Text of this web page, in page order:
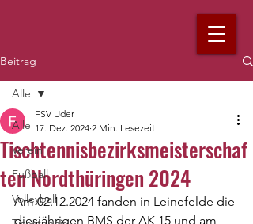
Beitrag
Alle
Verein
Fußball
Volleyball
Alle
Tischtennisbezirksmeisterschaf
ten Nordthüringen 2024
FSV Uder
17. Dez. 2024 2 Min. Lesezeit
Am 02.12.2024 fanden in Leinefelde die
diesjährigen BMS der AK 15 und am